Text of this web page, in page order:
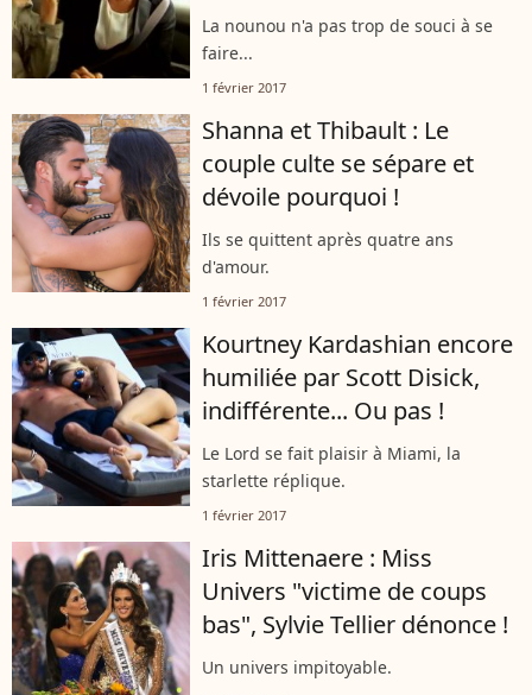
La nounou n'a pas trop de souci à se
faire...
1 février 2017
Shanna et Thibault : Le
couple culte se sépare et
dévoile pourquoi !
Ils se quittent après quatre ans
d'amour.
1 février 2017
Kourtney Kardashian encore
humiliée par Scott Disick,
indifférente... Ou pas !
Le Lord se fait plaisir à Miami, la
starlette réplique.
1 février 2017
Iris Mittenaere : Miss
Univers "victime de coups
bas", Sylvie Tellier dénonce !
Un univers impitoyable.